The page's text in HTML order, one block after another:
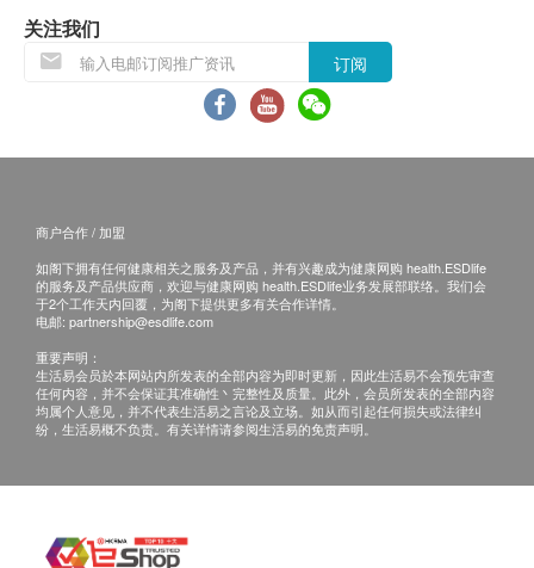
感染。
一次针灸治疗需要多少时间？
留针时间约半小时，加上医师的诊治时间，大概需
要45分钟。
一般情况大约一周2-3次。
什么是戒口？
戒口是避免进食会加重病情的食物，主要分为两
种：一是戒食与中医治疗方向有冲突的食物，如有
属热症的喉咙痛，便要戒食煎炸辛辣；二是戒食中
医说的发物，常见的有虾蟹、菇笋、鸭鹅等。
颗粒冲剂要如何服用？应该什么时间服用？
会担心冲剂的药效较为逊色，但现时冲剂的制作已
本服务/产品由商户提供。生活易【健康网购
health.ESDlife】并没有经营或提供本服务/产品。
有关此服务/产品的错漏或延误，或因使用此服务/
产品而引致的损失、损害、受伤或法律诉讼，健康
关注我们
订阅
商户合作 / 加盟
如阁下拥有任何健康相关之服务及产品，并有兴趣成为健康网购 health.ESDlife
的服务及产品供应商，欢迎与健康网购 health.ESDlife业务发展部联络。我们会
于2个工作天内回覆，为阁下提供更多有关合作详情。
电邮: partnership@esdlife.com
重要声明：
生活易会员於本网站内所发表的全部内容为即时更新，因此生活易不会预先审查
任何内容，并不会保证其准确性丶完整性及质量。此外，会员所发表的全部内容
均属个人意见，并不代表生活易之言论及立场。如从而引起任何损失或法律纠
纷，生活易概不负责。有关详情请参阅生活易的免责声明。